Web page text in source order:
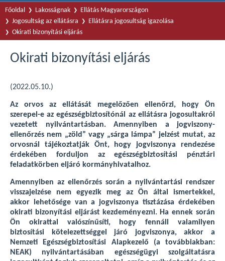
Főoldal Lakosságnak
Ellátás Magyarországon
Jogosultság az ellátásra
Ellátásra jogosultság igazolása
Okirati bizonyítási eljárás
Okirati bizonyítási eljárás
(2022.05.10.)
Az orvos az ellátását megelőzően ellenőrzi, hogy Ön
szerepel-e az egészségbiztosítónál az ellátásra jogosultakról
vezetett nyilvántartásban. Amennyiben a jogviszony-
ellenőrzés nem „zöld” vagy „sárga lámpa” jelzést mutat, az
orvosnál tájékoztatják Önt, hogy jogviszonya rendezése
érdekében forduljon az egészségbiztosítási pénztári
feladatkörben eljáró kormányhivatalhoz.
Amennyiben az ellenőrzés során a nyilvántartási rendszer
visszajelzése nem egyezik meg az Ön által ismertekkel,
akkor lehetősége van a jogviszonya tisztázása érdekében
okirati bizonyítási eljárást kezdeményezni. Ha ennek során
Ön okirattal valószínűsíti, hogy fennáll valamilyen
biztosítási kötelezettséggel járó jogviszonya, akkor a
Nemzeti Egészségbiztosítási Alapkezelő (a továbbiakban:
NEAK) nyilvántartásában egészségügyi szolgáltatásra